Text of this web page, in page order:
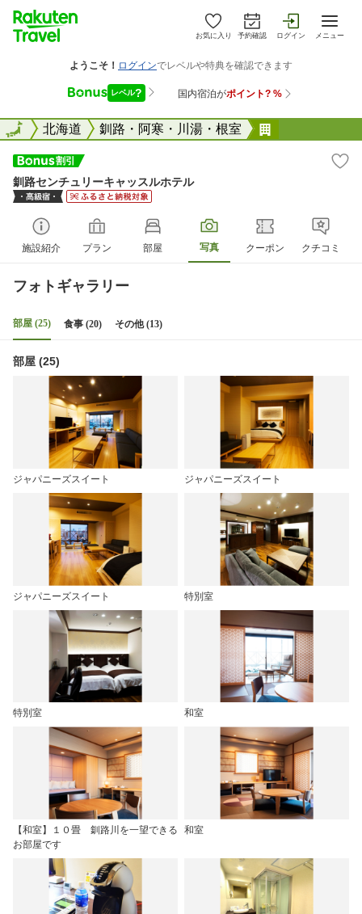
お気に入り 予約確認 ログイン メニュー
全国北海道 釧路・阿寒・川湯・根室
全国
釧路センチュリーキャッスルホテル
施設紹介 プラン 部屋 写真 クーポン クチコミ
フォトギャラリー
部屋 (25) 食事 (20) その他 (13)
部屋 (25)
ジャパニーズスイート ジャパニーズスイート
ジャパニーズスイート 特別室
特別室 和室
【和室】１０畳 釧路川を一望できる
お部屋です
和室